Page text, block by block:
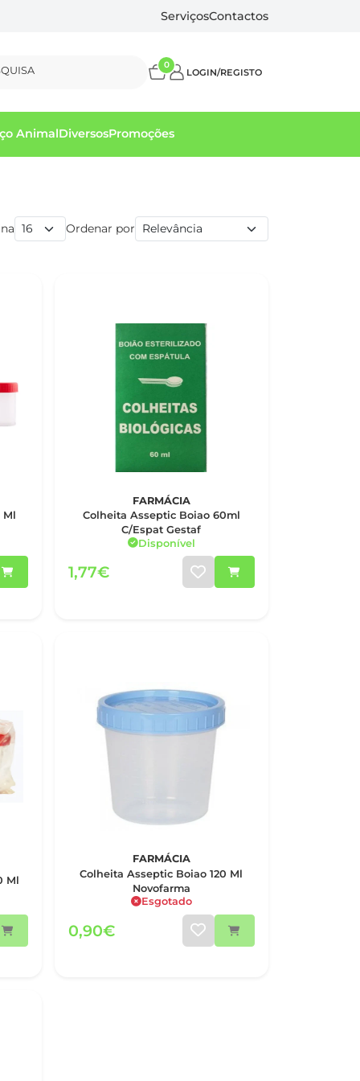
ServiçosContactos
0
LOGIN/REGISTO
AnimalDiversosPromoções
Ordenar por
Ml
FARMÁCIA
Colheita Asseptic Boiao 60ml
C/Espat Gestaf
Disponível
1,77€
Ml
FARMÁCIA
Colheita Asseptic Boiao 120 Ml
Novofarma
Esgotado
0,90€